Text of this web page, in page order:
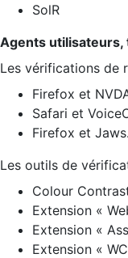
SolR
Agents utilisateurs,
Les vérifications de
Firefox et
Safari et
Firefox et Jaws.
Les outils de
Colour
Extension «
Extension «
Extension «